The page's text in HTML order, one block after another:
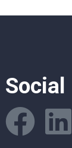
Social